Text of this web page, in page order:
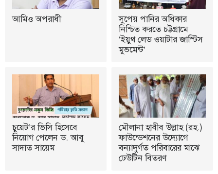
আমিও অপরাধী
সুপেয় পানির অধিকার
নিশ্চিত করতে চট্টগ্রামে
‘ইয়ুথ লেড ওয়াটার জাস্টিস
মুভমেন্ট’
চুয়েট’র ভিসি হিসেবে
নিয়োগ পেলেন ড. আবু
সাদাত সায়েম
মৌলানা হাবীব উল্লাহ (রহ.)
ফাউন্ডেশনের উদ্যোগে
বন্যাদুর্গত পরিবারের মাঝে
ঢেউটিন বিতরণ